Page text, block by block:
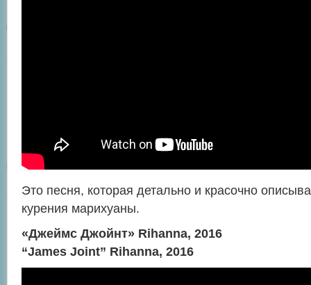
Это песня, которая детально и красочно
курения марихуаны.
«Джеймс Джойнт» Rihanna, 2016
“James Joint” Rihanna, 2016